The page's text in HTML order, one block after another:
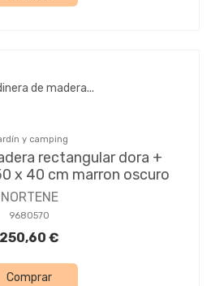
y camping
rectangular dora +
x 40 cm marron oscuro
NORTENE
9680570
250,60 €
Comprar